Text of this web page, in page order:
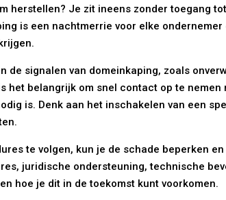
herstellen? Je zit ineens zonder toegang
is een nachtmerrie voor elke
de signalen van domeinkaping, zoals
belangrijk om snel contact op te
is. Denk aan het inschakelen van een
te volgen, kun je de schade beperken
juridische ondersteuning, technische
hoe je dit in de toekomst kunt voorkomen.